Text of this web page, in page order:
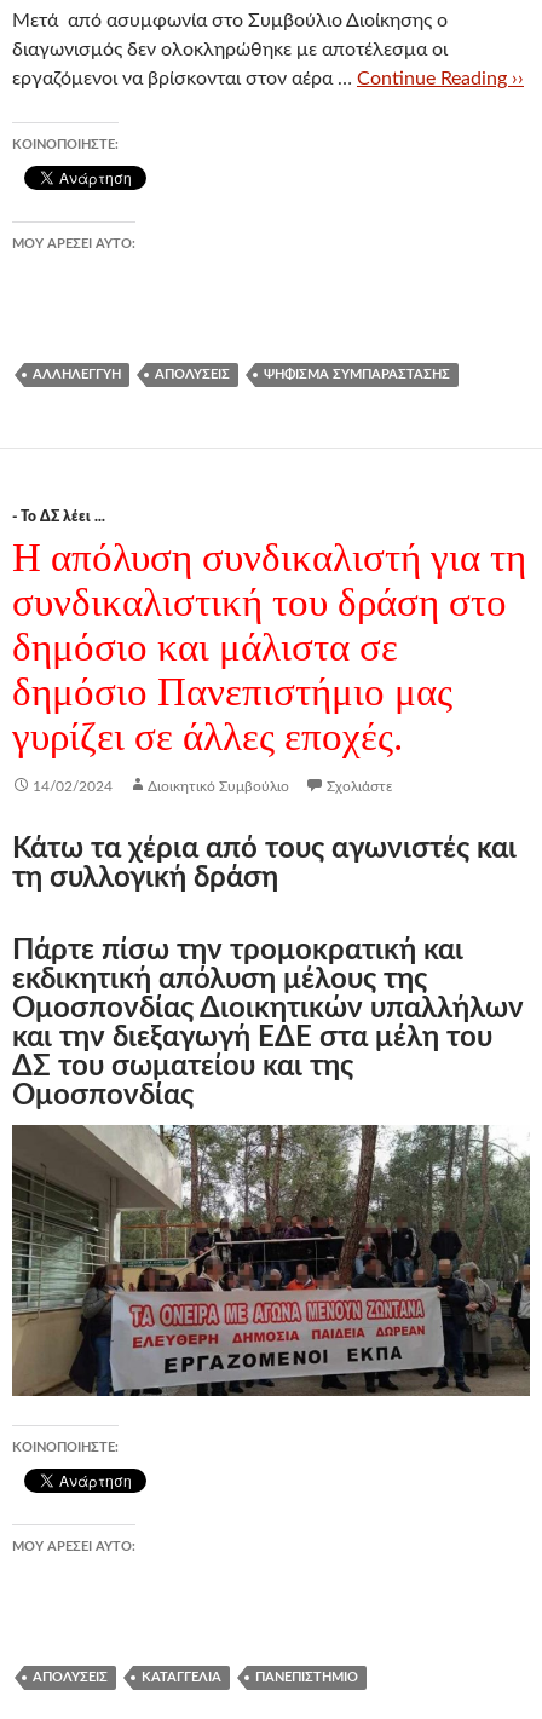
Μετά από ασυμφωνία στο Συμβούλιο Διοίκησης ο
διαγωνισμός δεν ολοκληρώθηκε με αποτέλεσμα οι
εργαζόμενοι να βρίσκονται στον αέρα … Continue Reading ››
ΚΟΙΝΟΠΟΙΉΣΤΕ:
ΜΟΥ ΑΡΈΣΕΙ ΑΥΤΌ:
ΑΛΛΗΛΕΓΓΎΗ ΑΠΟΛΎΣΕΙΣ ΨΉΦΙΣΜΑ ΣΥΜΠΑΡΆΣΤΑΣΗΣ
- Το ΔΣ λέει ...
Η απόλυση συνδικαλιστή για τη
συνδικαλιστική του δράση στο
δημόσιο και μάλιστα σε
δημόσιο Πανεπιστήμιο μας
γυρίζει σε άλλες εποχές.
14/02/2024 Διοικητικό Συμβούλιο Σχολιάστε
Κάτω τα χέρια από τους αγωνιστές και
τη συλλογική δράση
Πάρτε πίσω την τρομοκρατική και
εκδικητική απόλυση μέλους της
Ομοσπονδίας Διοικητικών υπαλλήλων
και την διεξαγωγή ΕΔΕ στα μέλη του
ΔΣ του σωματείου και της
Ομοσπονδίας
ΚΟΙΝΟΠΟΙΉΣΤΕ:
ΜΟΥ ΑΡΈΣΕΙ ΑΥΤΌ:
ΑΠΟΛΎΣΕΙΣ ΚΑΤΑΓΓΕΛΊΑ ΠΑΝΕΠΙΣΤΉΜΙΟ